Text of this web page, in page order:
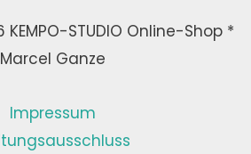
STUDIO Online-Shop *
Marcel Ganze
Impressum